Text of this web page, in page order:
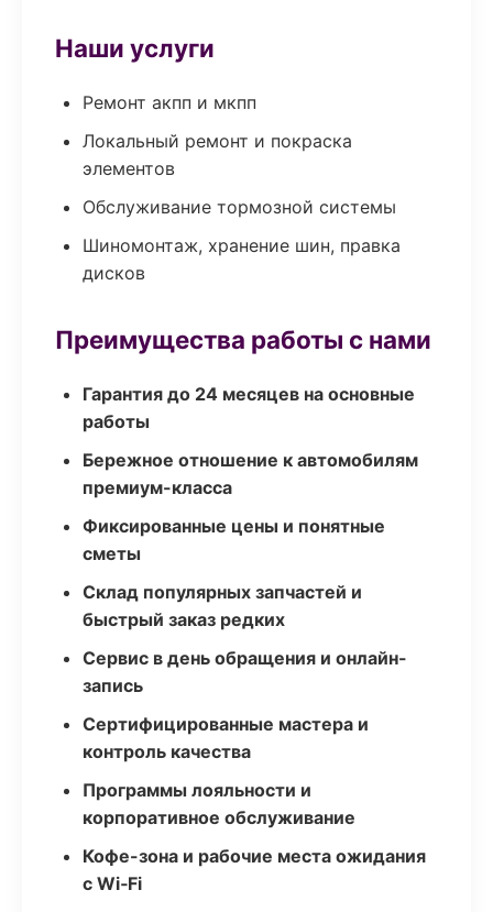
Наши услуги
Ремонт акпп и мкпп
Локальный ремонт и покраска
элементов
Обслуживание тормозной системы
Шиномонтаж, хранение шин, правка
дисков
Преимущества работы с нами
Гарантия до 24 месяцев на основные
работы
Бережное отношение к автомобилям
премиум-класса
Фиксированные цены и понятные
сметы
Склад популярных запчастей и
быстрый заказ редких
Сервис в день обращения и онлайн-
запись
Сертифицированные мастера и
контроль качества
Программы лояльности и
корпоративное обслуживание
Кофе-зона и рабочие места ожидания
с Wi‑Fi